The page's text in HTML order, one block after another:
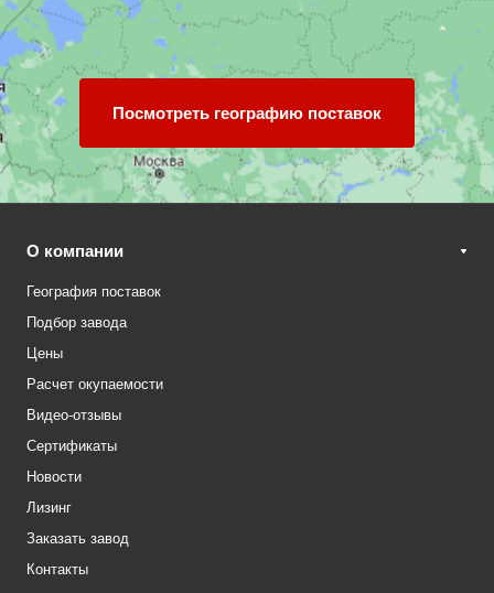
Посмотреть географию поставок
О компании
География поставок
Подбор завода
Цены
Расчет окупаемости
Видео-отзывы
Сертификаты
Новости
Лизинг
Заказать завод
Контакты